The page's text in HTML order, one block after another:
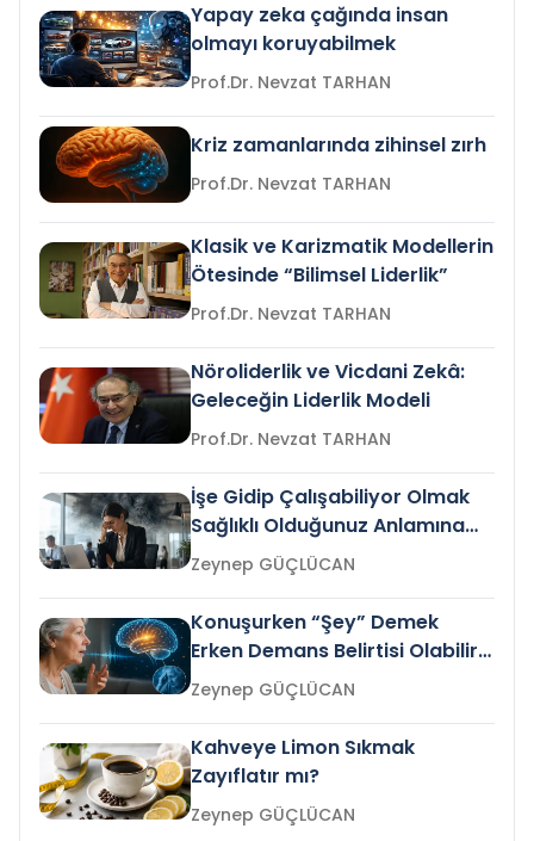
Yapay zeka çağında insan
olmayı koruyabilmek
Prof.Dr. Nevzat TARHAN
Kriz zamanlarında zihinsel zırh
Prof.Dr. Nevzat TARHAN
Klasik ve Karizmatik Modellerin
Ötesinde “Bilimsel Liderlik”
Prof.Dr. Nevzat TARHAN
Nöroliderlik ve Vicdani Zekâ:
Geleceğin Liderlik Modeli
Prof.Dr. Nevzat TARHAN
İşe Gidip Çalışabiliyor Olmak
Sağlıklı Olduğunuz Anlamına
Gelir mi?Zeynep GÜÇLÜCAN
Konuşurken “Şey” Demek
Erken Demans Belirtisi Olabilir
mi?
Zeynep GÜÇLÜCAN
Kahveye Limon Sıkmak
Zayıflatır mı?
Zeynep GÜÇLÜCAN